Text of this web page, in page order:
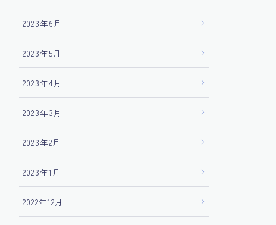
2023年6月
2023年5月
2023年4月
2023年3月
2023年2月
2023年1月
2022年12月